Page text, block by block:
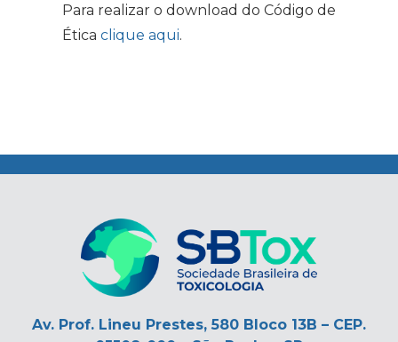
Para realizar o download do Código de
Ética clique aqui.
.
Av. Prof. Lineu Prestes, 580 Bloco 13B – CEP.